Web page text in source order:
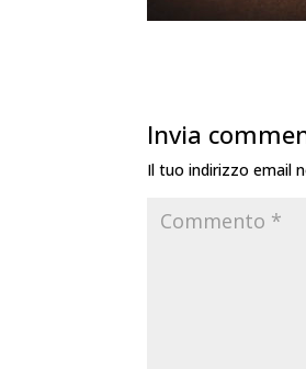
Invia
Il tuo indirizzo email